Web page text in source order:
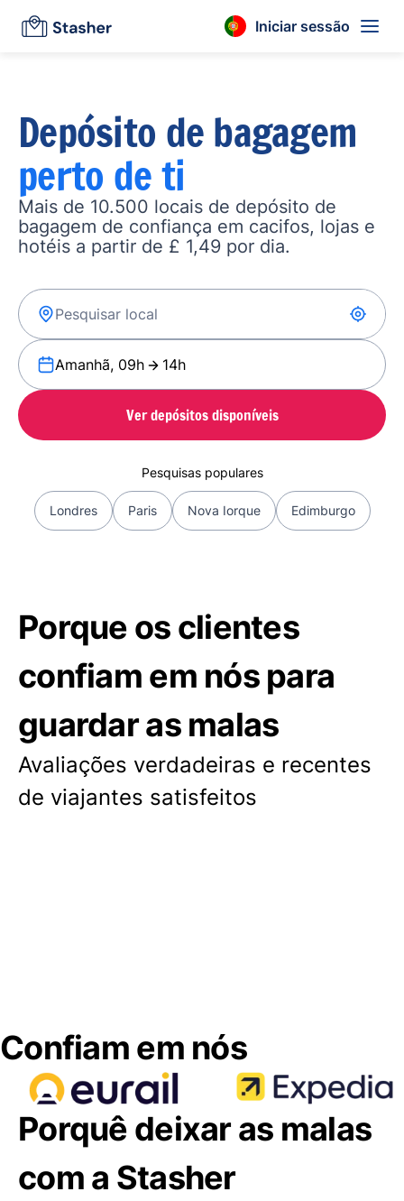
Iniciar sessão
Depósito de bagagem
perto de ti
Mais de 10.500 locais de depósito de
bagagem de confiança em cacifos, lojas e
hotéis a partir de £ 1,49 por dia.
Amanhã, 09h 14h
Ver depósitos disponíveis
Pesquisas populares
Londres Paris Nova Iorque Edimburgo
Porque os clientes
confiam em nós para
guardar as malas
Avaliações verdadeiras e recentes
de viajantes satisfeitos
Confiam em nós
Porquê deixar as malas
com a Stasher